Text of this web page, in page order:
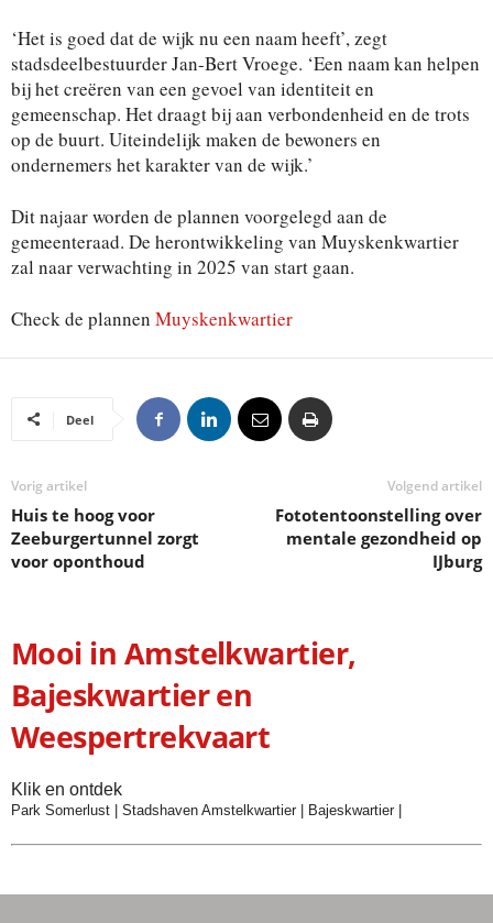
‘Het is goed dat de wijk nu een naam heeft’, zegt
stadsdeelbestuurder Jan-Bert Vroege. ‘Een naam kan helpen
bij het creëren van een gevoel van identiteit en
gemeenschap. Het draagt bij aan verbondenheid en de trots
op de buurt. Uiteindelijk maken de bewoners en
ondernemers het karakter van de wijk.’
Dit najaar worden de plannen voorgelegd aan de
gemeenteraad. De herontwikkeling van Muyskenkwartier
zal naar verwachting in 2025 van start gaan.
Check de plannen Muyskenkwartier
Deel
Vorig artikel
Huis te hoog voor
Zeeburgertunnel zorgt
voor oponthoud
Volgend artikel
Fototentoonstelling over
mentale gezondheid op
IJburg
Mooi in Amstelkwartier,
Bajeskwartier en
Weespertrekvaart
Klik en ontdek
Park Somerlust Stadshaven Amstelkwartier Bajeskwartier